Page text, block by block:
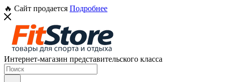
🔥 Сайт продается Подробнее
Интернет-магазин представительского класса